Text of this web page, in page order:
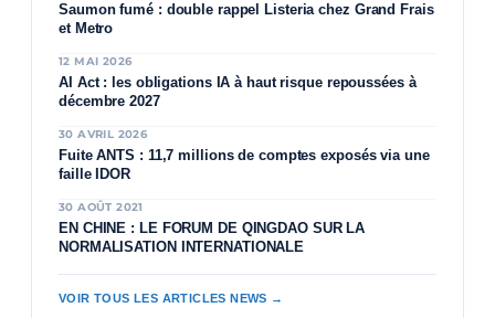
Saumon fumé : double rappel Listeria chez Grand Frais
et Metro
12 MAI 2026
AI Act : les obligations IA à haut risque repoussées à
décembre 2027
30 AVRIL 2026
Fuite ANTS : 11,7 millions de comptes exposés via une
faille IDOR
30 AOÛT 2021
EN CHINE : LE FORUM DE QINGDAO SUR LA
NORMALISATION INTERNATIONALE
VOIR TOUS LES ARTICLES NEWS →